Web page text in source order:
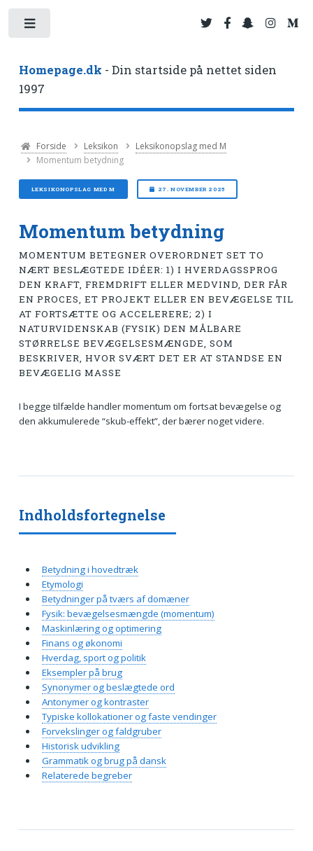
Homepage.dk - Din startside på nettet siden
1997
Forside Leksikon
Leksikonopslag med M
Momentum betydning
LEKSIKONOPSLAG MED M 27. NOVEMBER 2025
Momentum betydning
MOMENTUM BETEGNER OVERORDNET SET TO
NÆRT BESLÆGTEDE IDÉER: 1) I HVERDAGSSPROG
DEN KRAFT, FREMDRIFT ELLER MEDVIND, DER FÅR
EN PROCES, ET PROJEKT ELLER EN BEVÆGELSE TIL
AT FORTSÆTTE OG ACCELERERE; 2) I
NATURVIDENSKAB (FYSIK) DEN MÅLBARE
STØRRELSE BEVÆGELSESMÆNGDE, SOM
BESKRIVER, HVOR SVÆRT DET ER AT STANDSE EN
BEVÆGELIG MASSE
I begge tilfælde handler momentum om fortsat bevægelse og
den akkumulerede “skub-effekt”, der bærer noget videre.
Indholdsfortegnelse
Betydning i hovedtræk
Etymologi
Betydninger på tværs af domæner
Fysik: bevægelsesmængde (momentum)
Maskinlæring og optimering
Finans og økonomi
Hverdag, sport og politik
Eksempler på brug
Synonymer og beslægtede ord
Antonymer og kontraster
Typiske kollokationer og faste vendinger
Forvekslinger og faldgruber
Historisk udvikling
Grammatik og brug på dansk
Relaterede begreber